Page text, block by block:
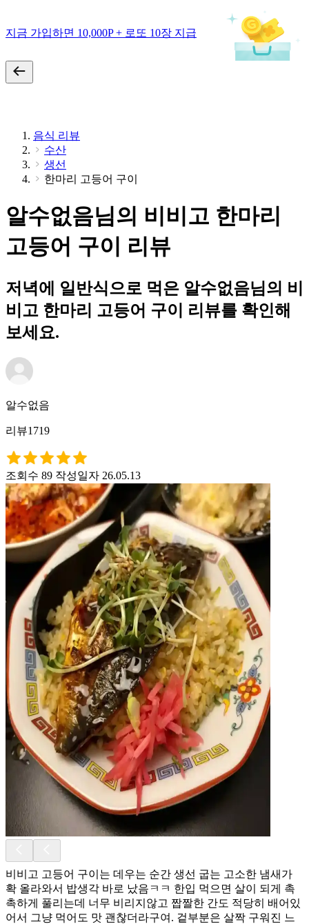
지금 가입하면 10,000P + 로또 10장 지급
음식 리뷰
수산
생선
한마리 고등어 구이
알수없음님의 비비고 한마리
고등어 구이 리뷰
저녁에 일반식으로 먹은 알수없음님의 비
비고 한마리 고등어 구이 리뷰를 확인해
보세요.
알수없음
리뷰1719
조회수 89 작성일자 26.05.13
비비고 고등어 구이는 데우는 순간 생선 굽는 고소한 냄새가
확 올라와서 밥생각 바로 났음ㅋㅋ 한입 먹으면 살이 되게 촉
촉하게 풀리는데 너무 비리지않고 짭짤한 간도 적당히 배어있
어서 그냥 먹어도 맛 괜찮더라구여. 겉부분은 살짝 구워진 느